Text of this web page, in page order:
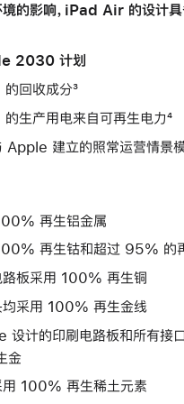
的影响，iPad Air 的设计具
2030 计划
回收成分³
生产用电来自可再生电力⁴
Apple 建立的照常运营情景
再生铝金属
再生钴和超过 95% 的
路板采用 100% 再生铜
均采用 100% 再生金线
设计的印刷电路板和所有接
金
用 100% 再生稀土元素